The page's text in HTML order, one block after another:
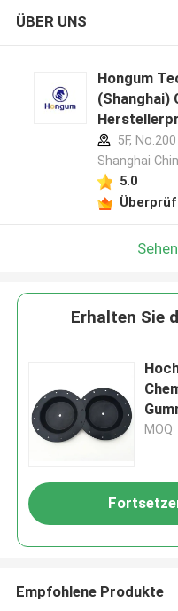
ÜBER UNS
Hongum
(Shanghai)
5F,
Shanghai
5.0
Erhalten Sie
MOQ
Empfohlene Produkte